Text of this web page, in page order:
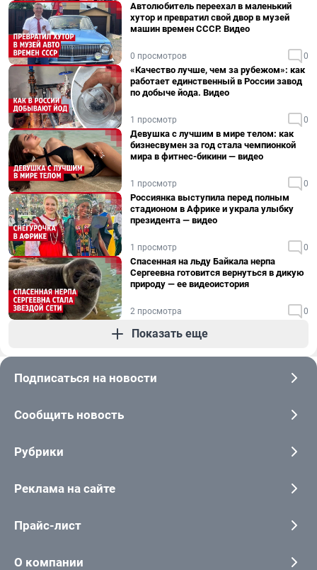
Автолюбитель переехал в маленький
хутор и превратил свой двор в музей
машин времен СССР. Видео
0 просмотров 0
«Качество лучше, чем за рубежом»: как
работает единственный в России завод
по добыче йода. Видео
1 просмотр 0
Девушка с лучшим в мире телом: как
бизнесвумен за год стала чемпионкой
мира в фитнес-бикини — видео
1 просмотр 0
Россиянка выступила перед полным
стадионом в Африке и украла улыбку
президента — видео
1 просмотр 0
Спасенная на льду Байкала нерпа
Сергеевна готовится вернуться в дикую
природу — ее видеоистория
2 просмотра 0
Показать еще
Подписаться на новости
Сообщить новость
Рубрики
Реклама на сайте
Прайс-лист
О компании